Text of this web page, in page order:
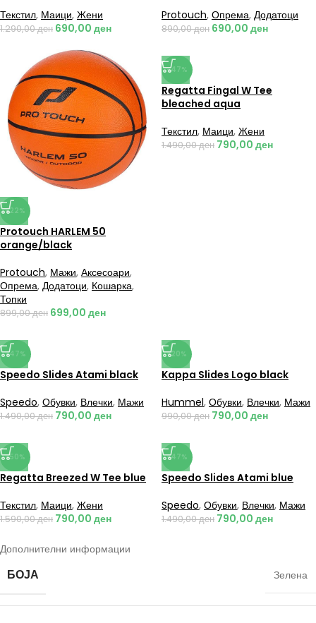
Текстил, Маици, Жени
1.290,00ден 690,00 ден
Protouch, Опрема, Додатоци
890,00ден 690,00 ден
-22%
Protouch HARLEM 50
orange/black
Protouch, Мажи, Аксесоари,
Опрема, Додатоци, Кошарка,
Топки
899,00ден 699,00 ден
-47%
Regatta Fingal W Tee
bleached aqua
Текстил, Маици, Жени
1.490,00ден 790,00 ден
-47%
Speedo Slides Atami black
Speedo, Обувки, Влечки, Мажи
1.490,00ден 790,00 ден
-20%
Kappa Slides Logo black
Hummel, Обувки, Влечки, Мажи
990,00ден 790,00 ден
-50%
Regatta Breezed W Tee blue
Текстил, Маици, Жени
1.590,00ден 790,00 ден
-47%
Speedo Slides Atami blue
Speedo, Обувки, Влечки, Мажи
1.490,00ден 790,00 ден
Дополнителни информации
БОЈА Зелена